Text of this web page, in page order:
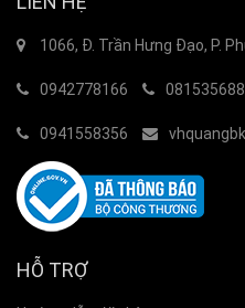
1066, Đ. Trần Hưng Đạo, P.
0942778166
0941558356
HỖ TRỢ